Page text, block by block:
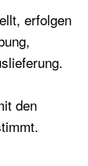
erfolgen
den